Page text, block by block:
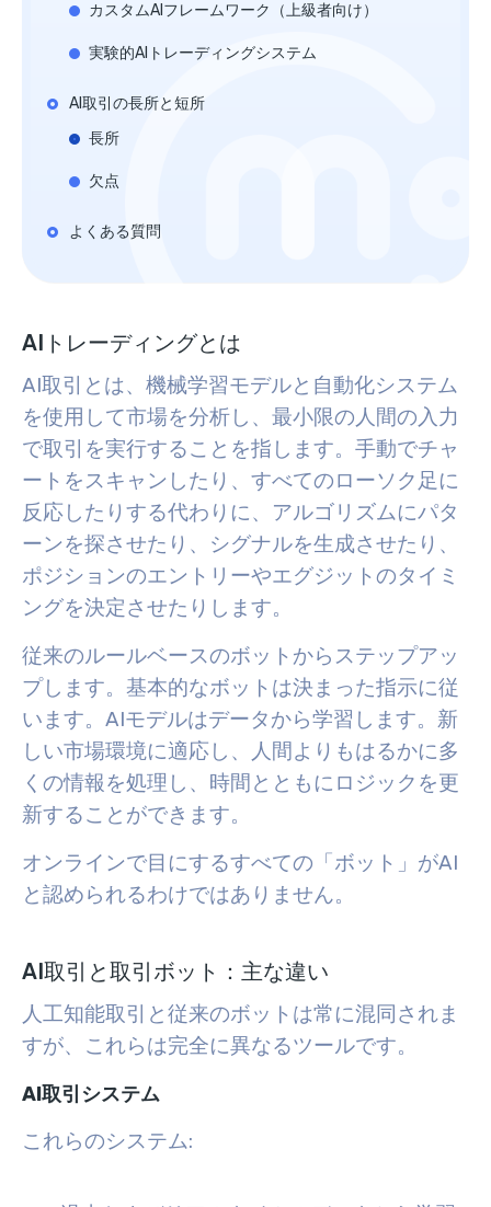
カスタムAIフレームワーク（上級者向け）
実験的AIトレーディングシステム
AI取引の長所と短所
長所
欠点
よくある質問
AIトレーディングとは
AI取引とは、機械学習モデルと自動化システム
を使用して市場を分析し、最小限の人間の入力
で取引を実行することを指します。手動でチャ
ートをスキャンしたり、すべてのローソク足に
反応したりする代わりに、アルゴリズムにパタ
ーンを探させたり、シグナルを生成させたり、
ポジションのエントリーやエグジットのタイミ
ングを決定させたりします。
従来のルールベースのボットからステップアッ
プします。基本的なボットは決まった指示に従
います。AIモデルはデータから学習します。新
しい市場環境に適応し、人間よりもはるかに多
くの情報を処理し、時間とともにロジックを更
新することができます。
オンラインで目にするすべての「ボット」がAI
と認められるわけではありません。
AI取引と取引ボット：主な違い
人工知能取引と従来のボットは常に混同されま
すが、これらは完全に異なるツールです。
AI取引システム
これらのシステム: